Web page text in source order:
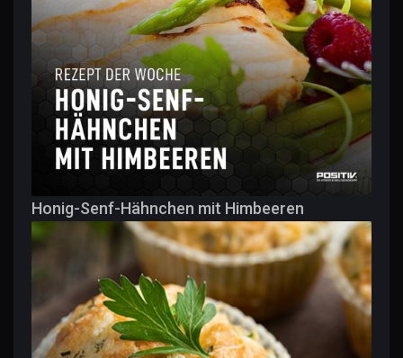
Honig-Senf-Hähnchen mit Himbeeren